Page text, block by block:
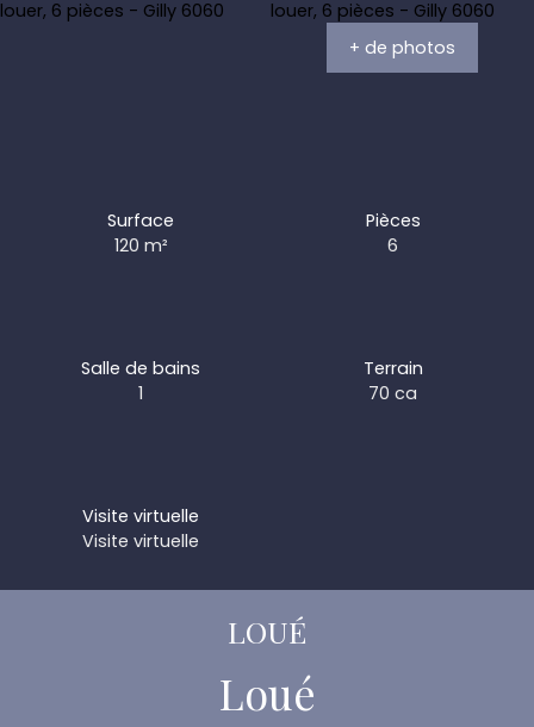
+ de photos
Surface
120 m²
Pièces
6
Salle de bains
1
Terrain
70 ca
Visite virtuelle
Visite virtuelle
LOUÉ
Loué